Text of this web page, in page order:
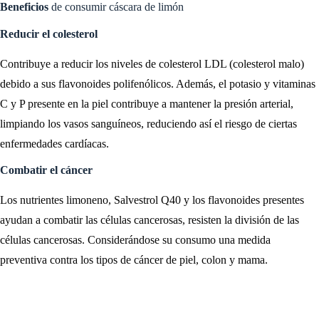
Beneficios de consumir cáscara de limón
Reducir el colesterol
Contribuye a reducir los niveles de colesterol LDL (colesterol malo)
debido a sus flavonoides polifenólicos. Además, el potasio y vitaminas
C y P presente en la piel contribuye a mantener la presión arterial,
limpiando los vasos sanguíneos, reduciendo así el riesgo de ciertas
enfermedades cardíacas.
Combatir el cáncer
Los nutrientes limoneno, Salvestrol Q40 y los flavonoides presentes
ayudan a combatir las células cancerosas, resisten la división de las
células cancerosas. Considerándose su consumo una medida
preventiva contra los tipos de cáncer de piel, colon y mama.